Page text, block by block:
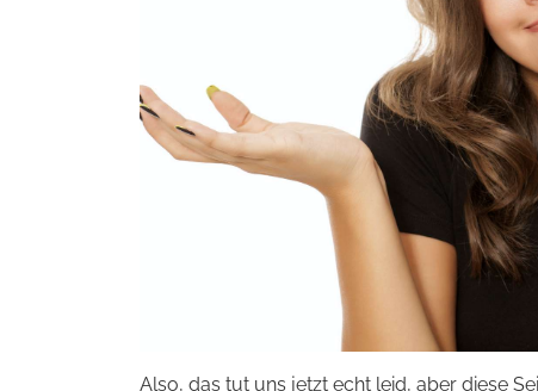
Also, das tut uns jetzt echt leid, aber diese